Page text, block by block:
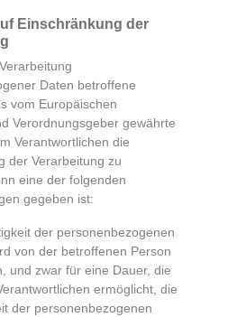
Einschränkung der
Daten betroffene
vom Europäischen
Verordnungsgeber gewährte
Verantwortlichen die
der Verarbeitung zu
eine der folgenden
gegeben ist:
der personenbezogenen
von der betroffenen Person
und zwar für eine Dauer, die
ermöglicht, die
der personenbezogenen